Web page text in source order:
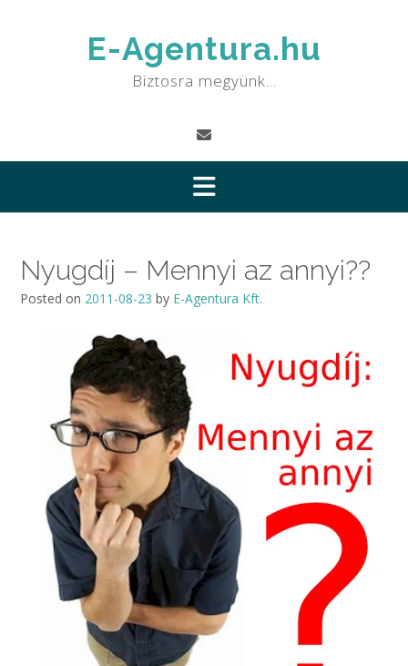
E-Agentura.hu
Biztosra megyünk…
Nyugdíj – Mennyi az annyi??
Posted on 2011-08-23 by E-Agentura Kft.